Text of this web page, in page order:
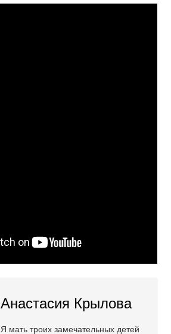
Анастасия Крылова
Я мать троих замечательных детей